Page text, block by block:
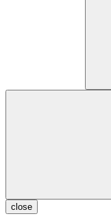
close